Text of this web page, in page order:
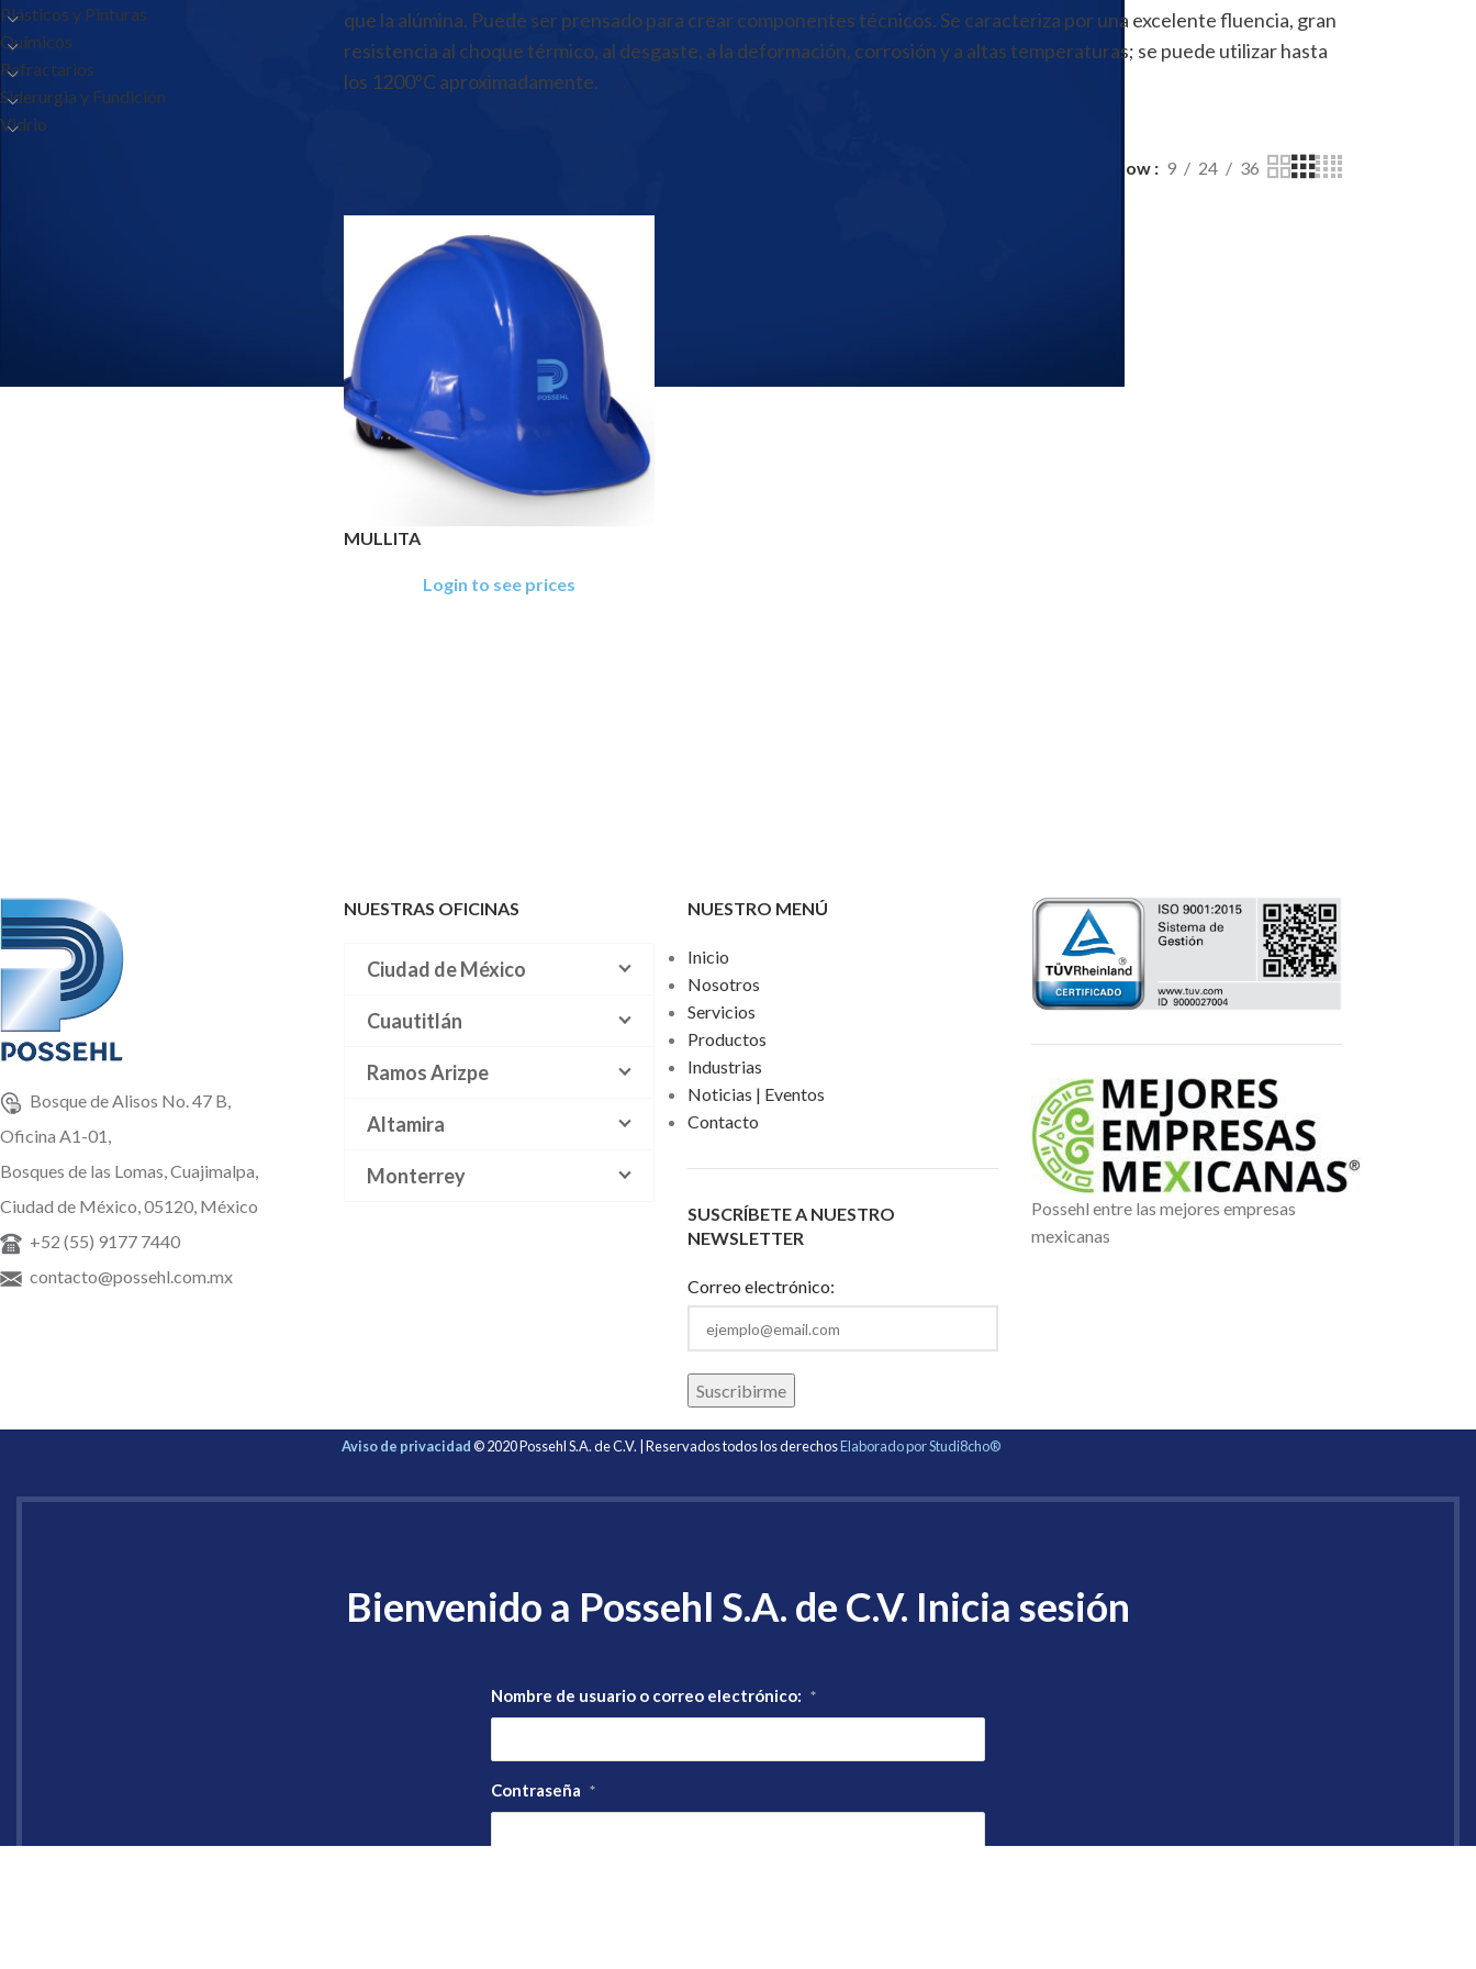
Plásticos y Pinturas
Químicos
Refractarios
Siderurgia y Fundición
Vidrio
que la alúmina. Puede ser prensado para crear componentes técnicos. Se caracteriza por una excelente fluencia, gran
resistencia al choque térmico, al desgaste, a la deformación, corrosión y a altas temperaturas; se puede utilizar hasta
los 1200ºC aproximadamente.
Show 9 24 36
MULLITA
Login to see prices
Bosque de Alisos No. 47 B,
Oficina A1-01,
Bosques de las Lomas, Cuajimalpa,
Ciudad de México, 05120, México
+52 (55) 9177 7440
contacto@possehl.com.mx
NUESTRAS OFICINAS
Ciudad de México
Cuautitlán
Ramos Arizpe
Altamira
Monterrey
NUESTRO MENÚ
Inicio
Nosotros
Servicios
Productos
Industrias
Noticias | Eventos
Contacto
SUSCRÍBETE A NUESTRO
NEWSLETTER
Correo electrónico:
Possehl entre las mejores empresas
mexicanas
Aviso de privacidad© 2020 Possehl S.A. de C.V. | Reservados todos los derechosElaborado por Studi8cho®
Bienvenido a Possehl S.A. de C.V. Inicia sesión
Nombre de usuario o correo electrónico: *
Contraseña *